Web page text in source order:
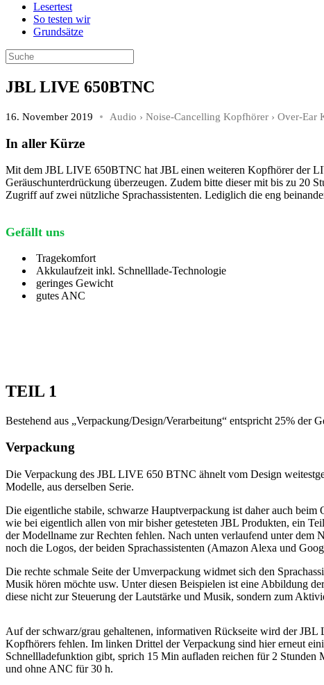
Lesertest
So testen wir
Grundsätze
JBL LIVE 650BTNC
16. November 2019 Audio › Noise-Cancelling Kopfhörer › Over-Ear
In aller Kürze
Mit dem JBL LIVE 650BTNC hat JBL einen weiteren Kopfhörer der
Geräuschunterdrückung überzeugen. Zudem bitte dieser mit bis zu 20
Zugriff auf zwei nützliche Sprachassistenten. Lediglich die eng
Gefällt uns
Tragekomfort
Akkulaufzeit inkl. Schnelllade-Technologie
geringes Gewicht
gutes ANC
TEIL 1
Bestehend aus „Verpackung/Design/Verarbeitung“ entspricht 25% der
Verpackung
Die Verpackung des JBL LIVE 650 BTNC ähnelt vom Design
Modelle, aus derselben Serie.
Die eigentliche stabile, schwarze Hauptverpackung ist daher auch
wie bei eigentlich allen von mir bisher getesteten JBL Produkten, ein
der Modellname zur Rechten fehlen. Nach unten verlaufend unter
noch die Logos, der beiden Sprachassistenten (Amazon Alexa und
Die rechte schmale Seite der Umverpackung widmet sich den
Musik hören möchte usw. Unter diesen Beispielen ist eine Abbildung
diese nicht zur Steuerung der Lautstärke und Musik, sondern zum
Auf der schwarz/grau gehaltenen, informativen Rückseite wird der
Kopfhörers fehlen. Im linken Drittel der Verpackung sind hier erneut
Schnellladefunktion gibt, sprich 15 Min aufladen reichen für 2
und ohne ANC für 30 h.